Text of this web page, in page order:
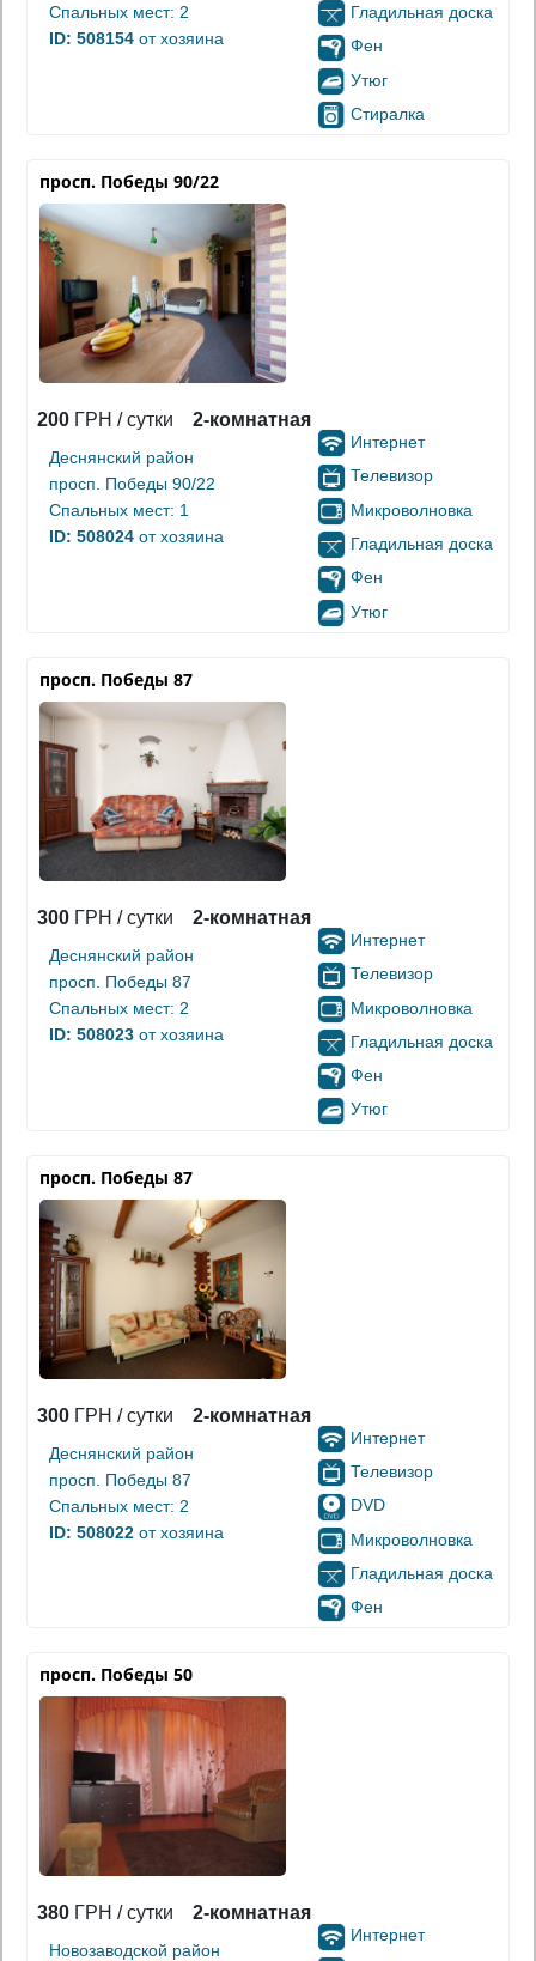
Спальных мест: 2
ID: 508154 от хозяина
Гладильная доска
Фен
Утюг
Стиралка
просп. Победы 90/22
200 ГРН / сутки 2-комнатная
Деснянский район
просп. Победы 90/22
Спальных мест: 1
ID: 508024 от хозяина
Интернет
Телевизор
Микроволновка
Гладильная доска
Фен
Утюг
просп. Победы 87
300 ГРН / сутки 2-комнатная
Деснянский район
просп. Победы 87
Спальных мест: 2
ID: 508023 от хозяина
Интернет
Телевизор
Микроволновка
Гладильная доска
Фен
Утюг
просп. Победы 87
300 ГРН / сутки 2-комнатная
Деснянский район
просп. Победы 87
Спальных мест: 2
ID: 508022 от хозяина
Интернет
Телевизор
DVD
Микроволновка
Гладильная доска
Фен
просп. Победы 50
380 ГРН / сутки 2-комнатная
Новозаводской район
Интернет